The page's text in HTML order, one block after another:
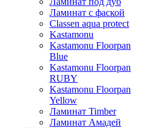
Ламинат с фаской
Classen aqua protect
Kastamonu
Kastamonu Floorpan
Blue
Kastamonu Floorpan
RUBY
Kastamonu Floorpan
Yellow
Ламинат Timber
Ламинат Амадей